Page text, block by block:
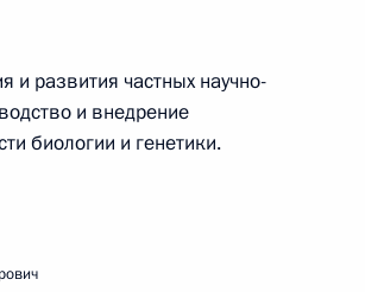
– Санкт-Петербург
и развития частных научно-
и внедрение
биологии и генетики.